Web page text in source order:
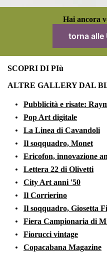
Hai ancora
torna alle
SCOPRI DI PIù
ALTRE GALLERY DAL
Pubblicità e risate:
Pop Art digitale
La Linea di Cavandoli
Il soqquadro, Monet
Ericofon, innovazione
Lettera 22 di Olivetti
City Art anni '50
Il Corrierino
Il soqquadro, Giosetta
Fiera Campionaria di
Fiorucci vintage
Copacabana Magazine